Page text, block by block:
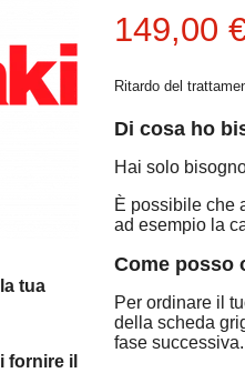
tua
fornire il
Prezzo
149,00
Ritardo del
Di cosa ho
Hai solo
È possibile che
ad esempio la
Come posso
Per ordinare il
della scheda
fase successiva.